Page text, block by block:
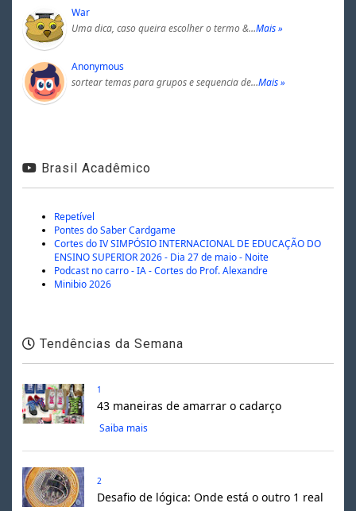
War
Uma dica, caso queira escolher o termo &…Mais »
Anonymous
sortear temas para grupos e sequencia de…Mais »
Brasil Acadêmico
Repetível
Pontes do Saber Cardgame
Cortes do IV SIMPÓSIO INTERNACIONAL DE EDUCAÇÃO DO
ENSINO SUPERIOR 2026 - Dia 27 de maio - Noite
Podcast no carro - IA - Cortes do Prof. Alexandre
Minibio 2026
Tendências da Semana
1
43 maneiras de amarrar o cadarço
Saiba mais
2
Desafio de lógica: Onde está o outro 1 real